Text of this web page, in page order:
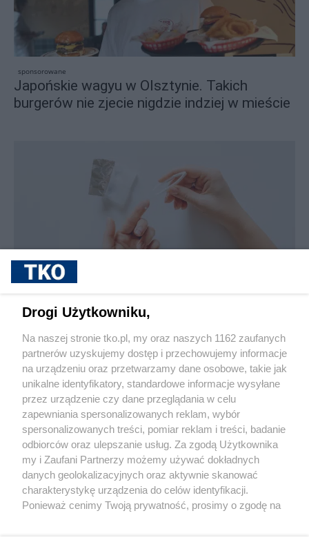
sponsorowane
Japońskie wagyu w Olsztynie. Takich
burgerów nie zjecie nigdzie indziej w mieście
Jak rozpoznać, że soczewki kontaktowe są
Pokaż więcej
Reklama Tematy Archiwum artykułów
Drogi Użytkowniku,
Na naszej stronie tko.pl, my oraz naszych 1162 zaufanych
partnerów uzyskujemy dostęp i przechowujemy informacje
na urządzeniu oraz przetwarzamy dane osobowe, takie jak
unikalne identyfikatory, standardowe informacje wysyłane
przez urządzenie czy dane przeglądania w celu
zapewniania spersonalizowanych reklam, wybór
spersonalizowanych treści, pomiar reklam i treści, badanie
odbiorców oraz ulepszanie usług. Za zgodą Użytkownika
my i Zaufani Partnerzy możemy używać dokładnych
danych geolokalizacyjnych oraz aktywnie skanować
charakterystykę urządzenia do celów identyfikacji.
Ponieważ cenimy Twoją prywatność, prosimy o zgodę na